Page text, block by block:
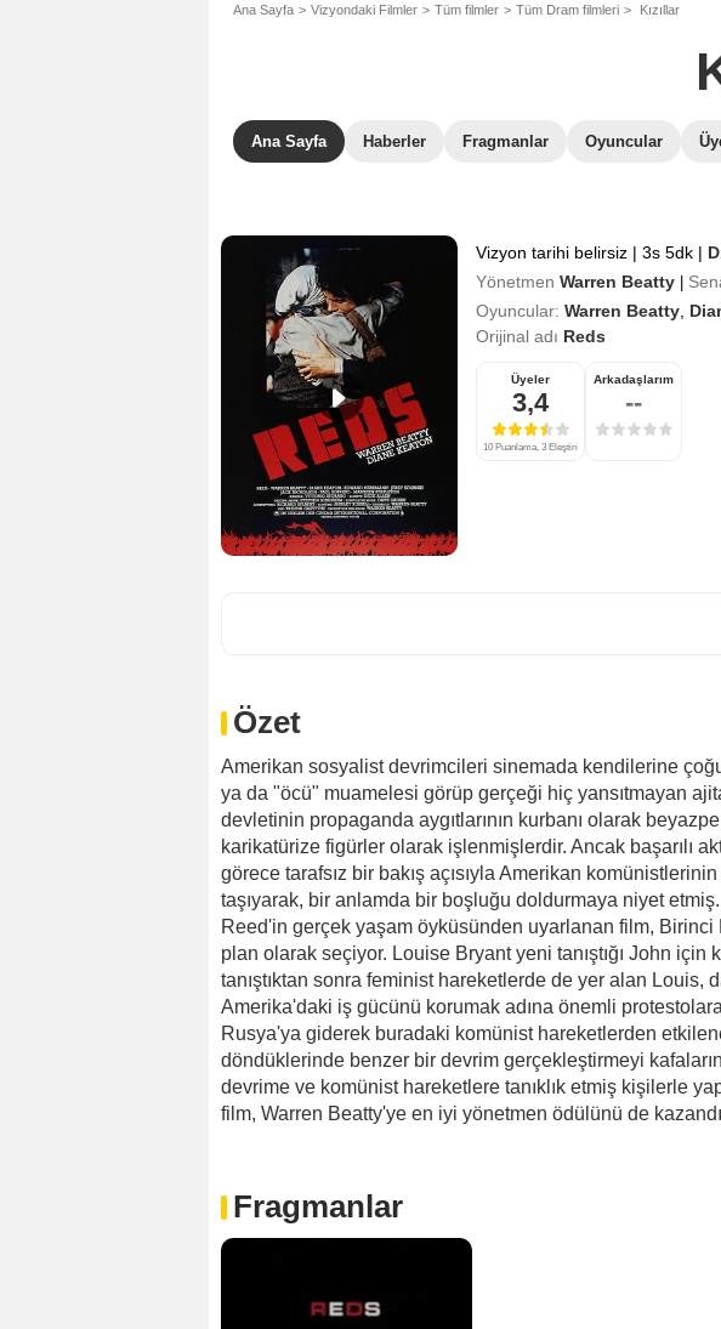
Ana Sayfa Vizyondaki Filmler Tüm filmler Tüm Dram filmleri Kızıllar
Ana Sayfa Haberler Fragmanlar Oyuncular
Vizyon tarihi belirsiz | 3s 5dk |
Yönetmen Warren Beatty
Oyuncular: Warren Beatty
Orijinal adı Reds
Üyeler
3,4
10 Puanlama, 3 Eleştiri
Arkadaşlarım
--
Özet
Amerikan sosyalist devrimcileri sinemada kendilerine
ya da "öcü" muamelesi görüp gerçeği hiç yansıtmayan
devletinin propaganda aygıtlarının kurbanı olarak
karikatürize figürler olarak işlenmişlerdir. Ancak başarılı
görece tarafsız bir bakış açısıyla Amerikan
taşıyarak, bir anlamda bir boşluğu doldurmaya niyet
Reed'in gerçek yaşam öyküsünden uyarlanan film, Birinci
plan olarak seçiyor. Louise Bryant yeni tanıştığı John için
tanıştıktan sonra feminist hareketlerde de yer alan Louis,
Amerika'daki iş gücünü korumak adına önemli protestolara
Rusya'ya giderek buradaki komünist hareketlerden
döndüklerinde benzer bir devrim gerçekleştirmeyi
devrime ve komünist hareketlere tanıklık etmiş kişilerle
film, Warren Beatty'ye en iyi yönetmen ödülünü de
Fragmanlar